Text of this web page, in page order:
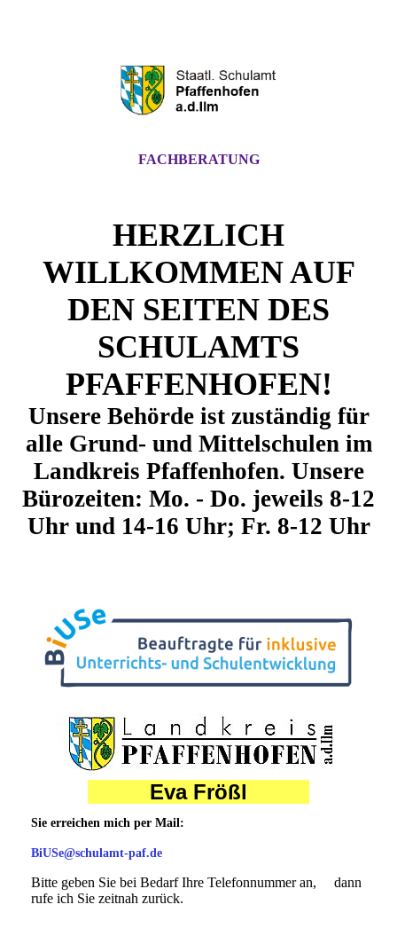
FACHBERATUNG
HERZLICH
WILLKOMMEN AUF
DEN SEITEN DES
SCHULAMTS
PFAFFENHOFEN!
Unsere Behörde ist zuständig für
alle Grund- und Mittelschulen im
Landkreis Pfaffenhofen. Unsere
Bürozeiten: Mo. - Do. jeweils 8-12
Uhr und 14-16 Uhr; Fr. 8-12 Uhr
Eva Frößl
Sie erreichen mich per Mail:
BiUSe@schulamt-paf.de
Bitte geben Sie bei Bedarf Ihre Telefonnummer an, dann
rufe ich Sie zeitnah zurück.